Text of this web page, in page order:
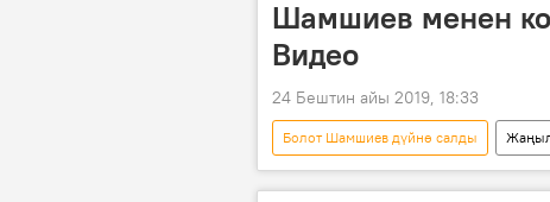
Шамшиев менен
Видео
24 Бештин айы 2019, 18:33
Болот Шамшиев дүйнө салды
Видео
Мультимедиа